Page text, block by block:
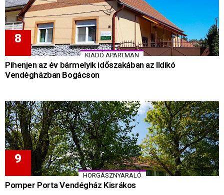
KIADÓ APARTMAN
Pihenjen az év bármelyik időszakában az Ildikó
Vendégházban Bogácson
HORGÁSZNYARALÓ
Pomper Porta Vendégház Kisrákos